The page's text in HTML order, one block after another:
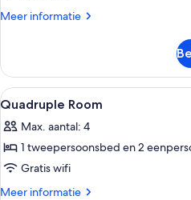
eenpersoonsbedden
Meer informatie
Meer
1
twee-
of
eenpersoonsbedden
Alle
foto's
voor
Quadruple
Room
laden
1
Quadruple Room
Max. aantal: 4
1 tweepersoonsbed en 2
Gratis wifi
Meer informatie
Meer